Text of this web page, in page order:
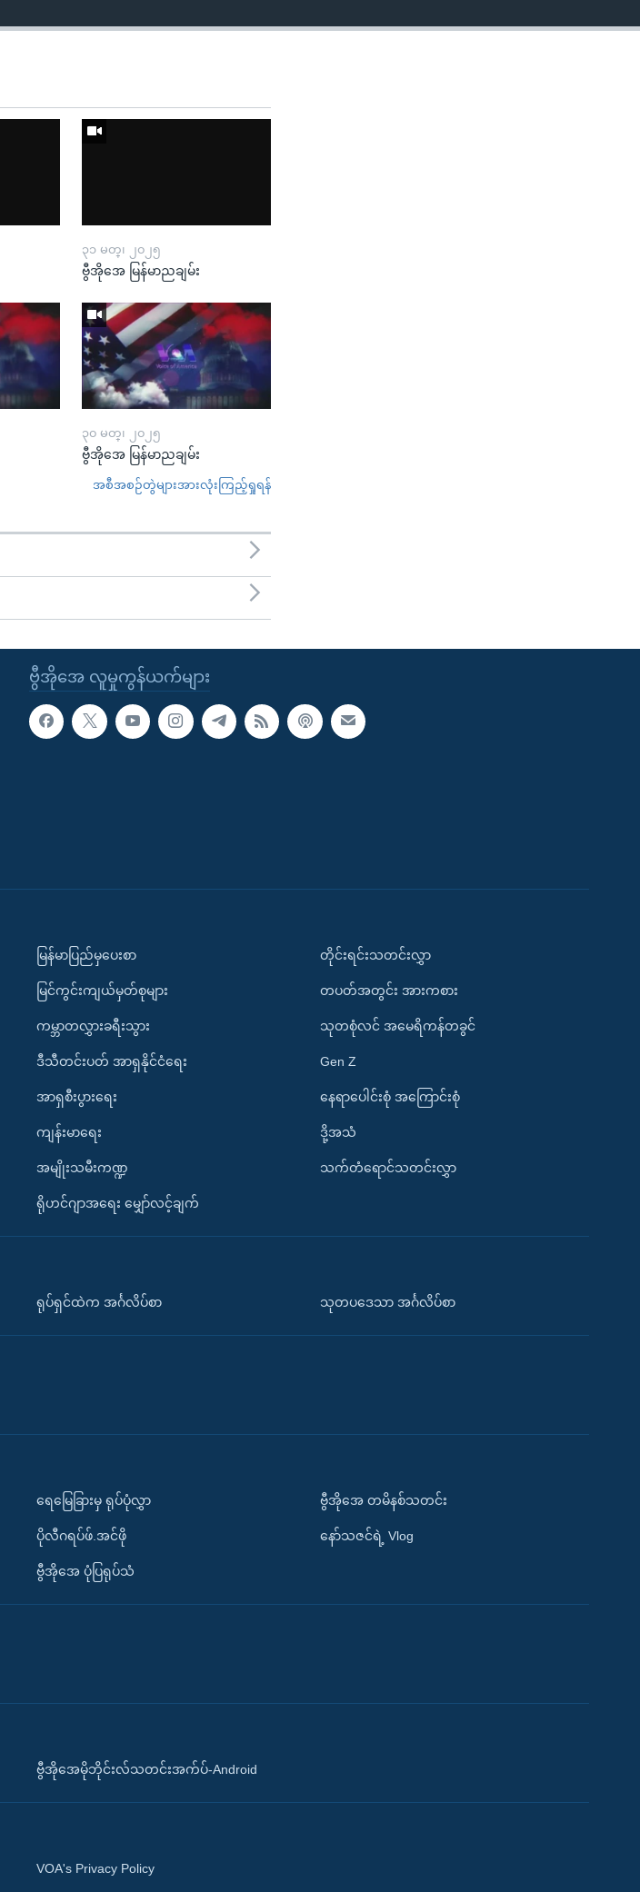
၃၁ မတ္၊ ၂၀၂၅
ဗွီအိုအေ မြန်မာညချမ်း
၃၀ မတ္၊ ၂၀၂၅
ဗွီအိုအေ မြန်မာညချမ်း
အစီအစဉ်တွဲများအားလုံးကြည့်ရှုရန်
ဗွီအိုအေ လူမှုကွန်ယက်များ
မြန်မာပြည်မှပေးစာ
မြင်ကွင်းကျယ်မှတ်စုများ
ကမ္ဘာတလွှားခရီးသွား
ဒီသီတင်းပတ် အာရှနိုင်ငံရေး
အာရှစီးပွားရေး
ကျန်းမာရေး
အမျိုးသမီးကဏ္ဍ
ရိုဟင်ဂျာအရေး မျှော်လင့်ချက်
တိုင်းရင်းသတင်းလွှာ
တပတ်အတွင်း အားကစား
သုတစုံလင် အမေရိကန်တခွင်
Gen Z
နေရာပေါင်းစုံ အကြောင်းစုံ
ဒို့အသံ
သက်တံရောင်သတင်းလွှာ
ရုပ်ရှင်ထဲက အင်္ဂလိပ်စာ သုတပဒေသာ အင်္ဂလိပ်စာ
ရေမြေခြားမှ ရုပ်ပုံလွှာ
ပိုလီဂရပ်ဖ်.အင်ဖို
ဗွီအိုအေ ပုံပြရုပ်သံ
ဗွီအိုအေ တမိနစ်သတင်း
နော်သဇင်ရဲ့ Vlog
ဗွီအိုအေမိုဘိုင်းလ်သတင်းအက်ပ်-Android
VOA's Privacy Policy